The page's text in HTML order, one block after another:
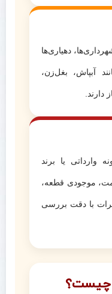
دهیاری‌ها
آبپاش، بغل‌زن،
وارداتی یا برند
موجودی قطعه،
با دقت بررسی
چیست؟